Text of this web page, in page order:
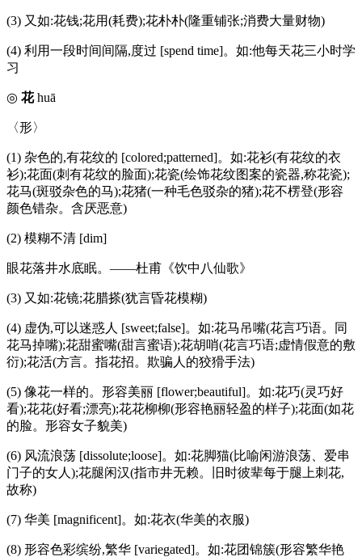
(3) 又如:花钱;花用(耗费);花朴朴(隆重铺张;消费大量财物)
(4) 利用一段时间间隔,度过 [spend time]。如:他每天花三小时学
习
◎ 花huā
〈形〉
(1) 杂色的,有花纹的 [colored;patterned]。如:花衫(有花纹的衣
衫);花面(刺有花纹的脸面);花瓷(绘饰花纹图案的瓷器,称花瓷);
花马(斑驳杂色的马);花猪(一种毛色驳杂的猪);花不楞登(形容
颜色错杂。含厌恶意)
(2) 模糊不清 [dim]
眼花落井水底眠。——杜甫《饮中八仙歌》
(3) 又如:花镜;花腊搽(犹言昏花模糊)
(4) 虚伪,可以迷惑人 [sweet;false]。如:花马吊嘴(花言巧语。同
花马掉嘴);花甜蜜嘴(甜言蜜语);花胡哨(花言巧语;虚情假意的敷
衍);花活(方言。指花招。欺骗人的狡猾手法)
(5) 像花一样的。形容美丽 [flower;beautiful]。如:花巧(灵巧好
看);花花(好看;漂亮);花花柳柳(形容艳丽轻盈的样子);花面(如花
的脸。形容女子貌美)
(6) 风流浪荡 [dissolute;loose]。如:花脚猫(比喻闲游浪荡、爱串
门子的女人);花腿闲汉(指市井无赖。旧时彼辈每于腿上刺花,
故称)
(7) 华美 [magnificent]。如:花衣(华美的衣服)
(8) 形容色彩缤纷,繁华 [variegated]。如:花团锦簇(形容繁华艳